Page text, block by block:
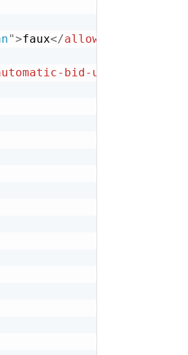
">faux</allow-award-
bid-unsealing